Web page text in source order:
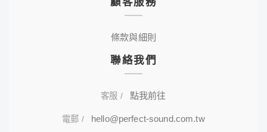
條款與細則
聯絡我們
客服 / 點我前往
電郵 / hello@perfect-sound.com.tw